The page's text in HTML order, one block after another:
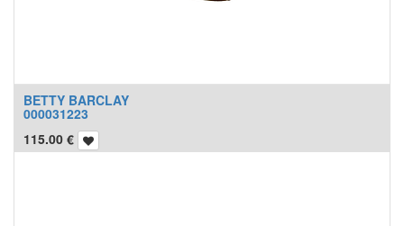
BETTY BARCLAY
000031223
115.00 €